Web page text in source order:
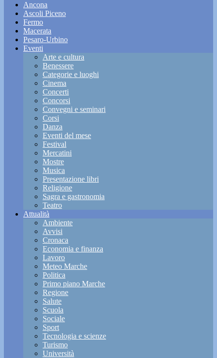
Ancona
Ascoli Piceno
Fermo
Macerata
Pesaro-Urbino
Eventi
Arte e cultura
Benessere
Categorie e luoghi
Cinema
Concerti
Concorsi
Convegni e seminari
Corsi
Danza
Eventi del mese
Festival
Mercatini
Mostre
Musica
Presentazione libri
Religione
Sagra e gastronomia
Teatro
Attualità
Ambiente
Avvisi
Cronaca
Economia e finanza
Lavoro
Meteo Marche
Politica
Primo piano Marche
Regione
Salute
Scuola
Sociale
Sport
Tecnologia e scienze
Turismo
Università